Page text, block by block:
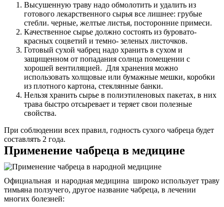
Высушенную траву надо обмолотить и удалить из
готового лекарственного сырья все лишнее: грубые
стебли. черные, желтые листья, посторонние примеси.
Качественное сырье должно состоять из буровато-
красных соцветий и темно- зеленых листочков.
Готовый сухой чабрец надо хранить в сухом и
защищенном от попадания солнца помещении с
хорошей вентиляцией. Для хранения можно
использовать холщовые или бумажные мешки, коробки
из плотного картона, стеклянные банки.
Нельзя хранить сырье в полиэтиленовых пакетах, в них
трава быстро отсыревает и теряет свои полезные
свойства.
При соблюдении всех правил, годность сухого чабреца будет
составлять 2 года.
Применение чабреца в медицине
Официальная и народная медицина широко использует траву
тимьяна ползучего, другое название чабреца, в лечении
многих болезней: